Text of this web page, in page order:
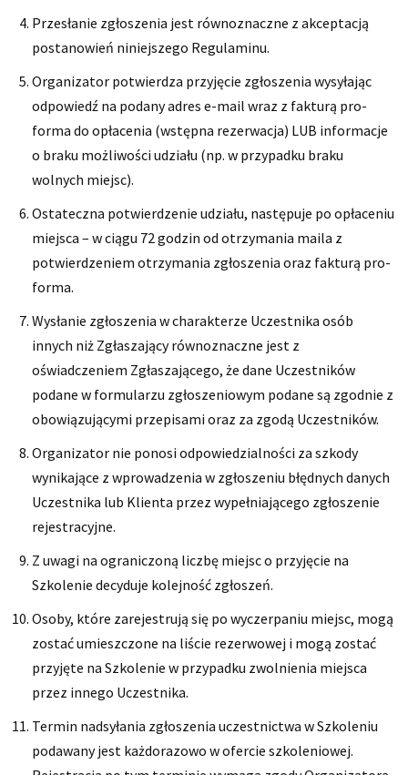
Przesłanie zgłoszenia jest równoznaczne z akceptacją
postanowień niniejszego Regulaminu.
Organizator potwierdza przyjęcie zgłoszenia wysyłając
odpowiedź na podany adres e-mail wraz z fakturą pro-
forma do opłacenia (wstępna rezerwacja) LUB informacje
o braku możliwości udziału (np. w przypadku braku
wolnych miejsc).
Ostateczna potwierdzenie udziału, następuje po opłaceniu
miejsca – w ciągu 72 godzin od otrzymania maila z
potwierdzeniem otrzymania zgłoszenia oraz fakturą pro-
forma.
Wysłanie zgłoszenia w charakterze Uczestnika osób
innych niż Zgłaszający równoznaczne jest z
oświadczeniem Zgłaszającego, że dane Uczestników
podane w formularzu zgłoszeniowym podane są zgodnie z
obowiązującymi przepisami oraz za zgodą Uczestników.
Organizator nie ponosi odpowiedzialności za szkody
wynikające z wprowadzenia w zgłoszeniu błędnych danych
Uczestnika lub Klienta przez wypełniającego zgłoszenie
rejestracyjne.
Z uwagi na ograniczoną liczbę miejsc o przyjęcie na
Szkolenie decyduje kolejność zgłoszeń.
Osoby, które zarejestrują się po wyczerpaniu miejsc, mogą
zostać umieszczone na liście rezerwowej i mogą zostać
przyjęte na Szkolenie w przypadku zwolnienia miejsca
przez innego Uczestnika.
Termin nadsyłania zgłoszenia uczestnictwa w Szkoleniu
podawany jest każdorazowo w ofercie szkoleniowej.